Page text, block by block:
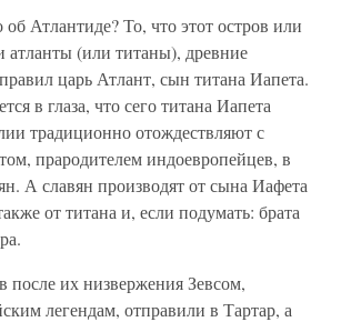
Атлантиде? То, что этот остров или
атланты (или титаны), древние
царь Атлант, сын титана Иапета.
в глаза, что сего титана Иапета
традиционно отождествляют с
прародителем индоевропейцев, в
А славян производят от сына Иафета
от титана и, если подумать: брата
после их низвержения Зевсом,
легендам, отправили в Тартар, а